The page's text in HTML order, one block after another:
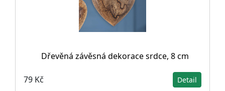
Dřevěná závěsná dekorace srdce, 8 cm
79 Kč Detail